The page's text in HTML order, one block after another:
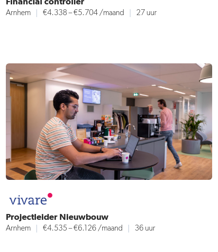
Financial controller
Arnhem €4.338 – €5.704/maand 27 uur
Projectleider Nieuwbouw
Arnhem €4.535 – €6.126 /maand 36 uur